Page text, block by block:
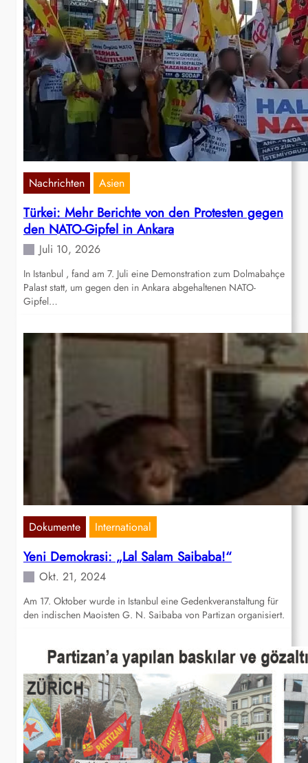
Nachrichten Asien
Türkei: Mehr Berichte von den Protesten gegen
den NATO-Gipfel in Ankara
Juli 10, 2026
In Istanbul , fand am 7. Juli eine Demonstration zum Dolmabahçe
Palast statt, um gegen den in Ankara abgehaltenen NATO-
Gipfel…
Dokumente International
Yeni Demokrasi: „Lal Salam Saibaba!“
Okt. 21, 2024
Am 17. Oktober wurde in Istanbul eine Gedenkveranstaltung für
den indischen Maoisten G. N. Saibaba von Partizan organisiert.